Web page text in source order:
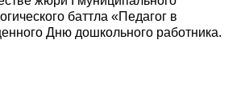
баттла «Педагог в
Дню дошкольного работника.